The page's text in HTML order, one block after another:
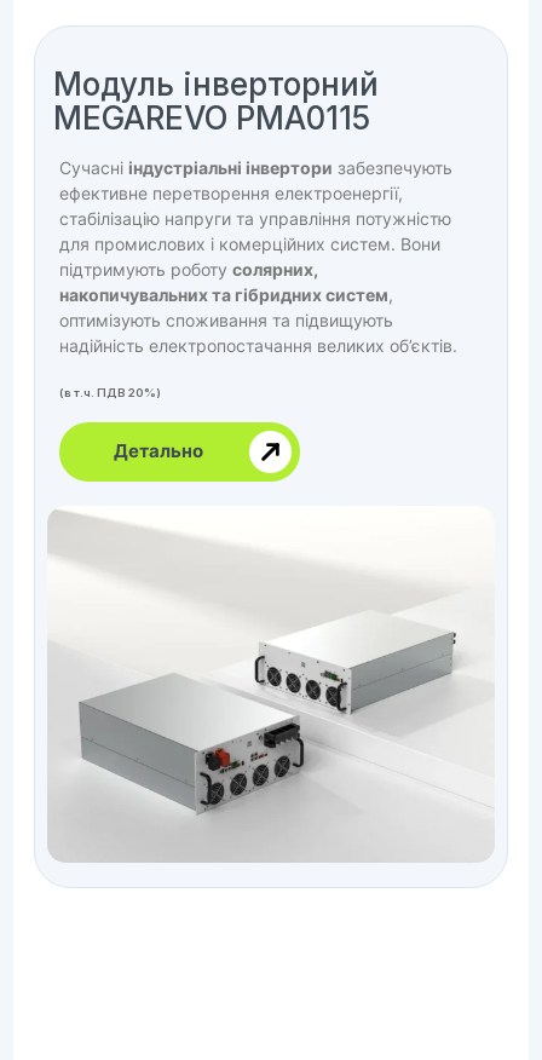
Модуль інверторний
MEGAREVO PMA0115
Сучасні індустріальні інвертори забезпечують
ефективне перетворення електроенергії,
стабілізацію напруги та управління потужністю
для промислових і комерційних систем. Вони
підтримують роботусолярних,
накопичувальних та гібридних систем,
оптимізують споживання та підвищують
надійність електропостачання великих об’єктів.
(в т.ч. ПДВ 20%)
Детально